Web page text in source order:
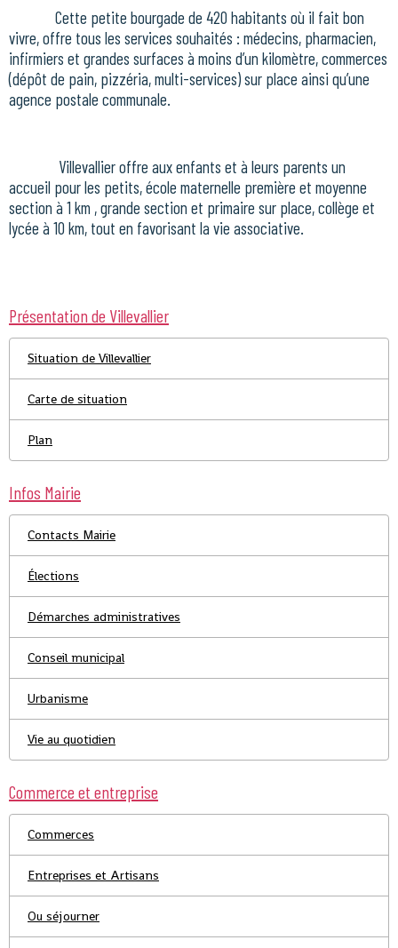
Cette petite bourgade de 420 habitants où il fait bon
vivre, offre tous les services souhaités : médecins, pharmacien,
infirmiers et grandes surfaces à moins d’un kilomètre, commerces
(dépôt de pain, pizzéria, multi-services) sur place ainsi qu’une
agence postale communale.
Villevallier offre aux enfants et à leurs parents un
accueil pour les petits, école maternelle première et moyenne
section à 1 km , grande section et primaire sur place, collège et
lycée à 10 km, tout en favorisant la vie associative.
Présentation de Villevallier
Situation de Villevallier
Carte de situation
Plan
Infos Mairie
Contacts Mairie
Élections
Démarches administratives
Conseil municipal
Urbanisme
Vie au quotidien
Commerce et entreprise
Commerces
Entreprises et Artisans
Ou séjourner